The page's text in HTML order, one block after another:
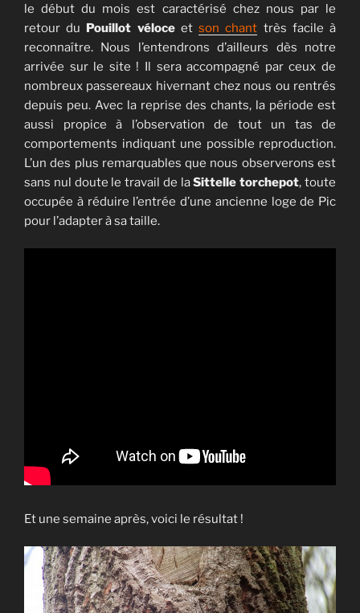
le début du mois est caractérisé chez nous par le
retour du Pouillot véloceetson chant très facile à
reconnaître. Nous l’entendrons d’ailleurs dès notre
arrivée sur le site ! Il sera accompagné par ceux de
nombreux passereaux hivernant chez nous ou rentrés
depuis peu. Avec la reprise des chants, la période est
aussi propice à l’observation de tout un tas de
comportements indiquant une possible reproduction.
L’un des plus remarquables que nous observerons est
sans nul doute le travail de laSittelle torchepot, toute
occupée à réduire l’entrée d’une ancienne loge de Pic
pour l’adapter à sa taille.
Et une semaine après, voici le résultat !